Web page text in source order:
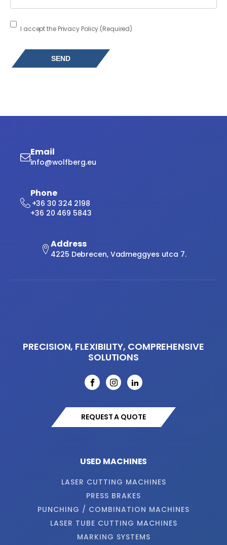
Consent (Required)
I accept the Privacy Policy.(Required)
Email
info@wolfberg.eu
Phone
+36 30 324 2198
+36 20 469 5843
Address
4225 Debrecen, Vadmeggyes utca 7.
PRECISION, FLEXIBILITY, COMPREHENSIVE
SOLUTIONS
REQUEST A QUOTE
USED MACHINES
LASER CUTTING MACHINES
PRESS BRAKES
PUNCHING / COMBINATION MACHINES
LASER TUBE CUTTING MACHINES
MARKING SYSTEMS